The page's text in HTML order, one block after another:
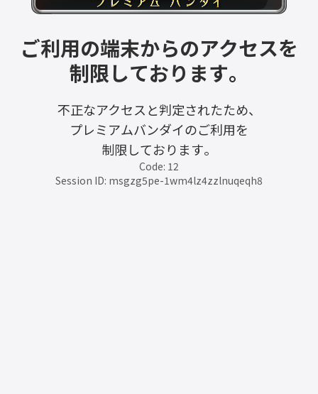
ご利用の端末からのアクセスを
制限しております。
不正なアクセスと判定されたため、
プレミアムバンダイのご利用を
制限しております。
Code: 12
Session ID: msgzg5pe-1wm4lz4zzlnuqeqh8